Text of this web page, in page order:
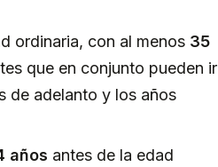
ordinaria, con al menos 35
que en conjunto pueden ir
de adelanto y los años
años antes de la edad